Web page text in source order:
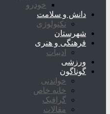
خودرو
دانش و سلامت
تکنولوژی
شهرستان
فرهنگی و هنری
ادبیات
ورزشی
گوناگون
خواندنی
خانه خاص
گرافیک
مقالات